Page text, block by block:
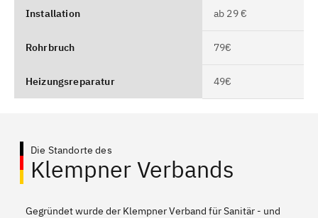
Installation ab 29 €
Rohrbruch 79€
Heizungsreparatur 49€
Die Standorte des
Klempner Verbands
Gegründet wurde der Klempner Verband für Sanitär - und